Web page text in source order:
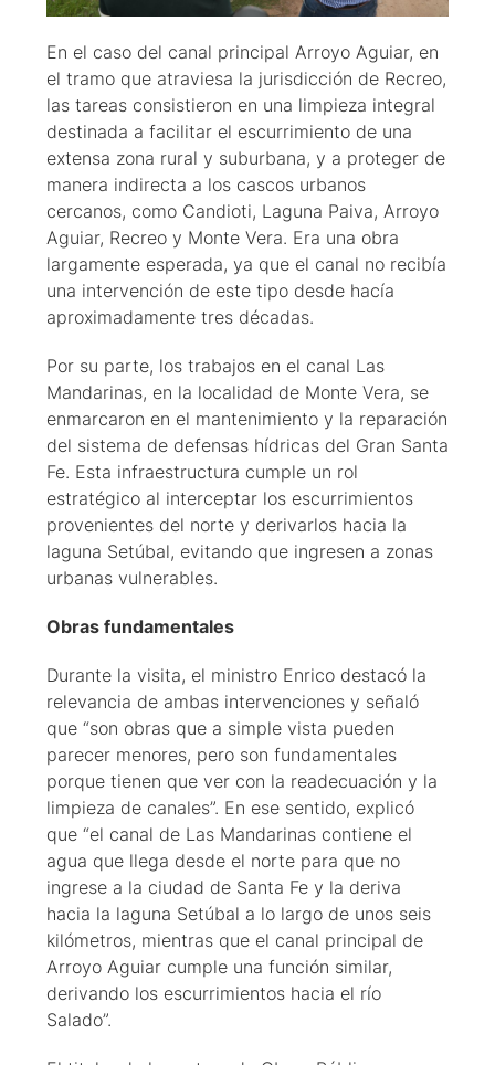
En el caso del canal principal Arroyo Aguiar, en
el tramo que atraviesa la jurisdicción de Recreo,
las tareas consistieron en una limpieza integral
destinada a facilitar el escurrimiento de una
extensa zona rural y suburbana, y a proteger de
manera indirecta a los cascos urbanos
cercanos, como Candioti, Laguna Paiva, Arroyo
Aguiar, Recreo y Monte Vera. Era una obra
largamente esperada, ya que el canal no recibía
una intervención de este tipo desde hacía
aproximadamente tres décadas.
Por su parte, los trabajos en el canal Las
Mandarinas, en la localidad de Monte Vera, se
enmarcaron en el mantenimiento y la reparación
del sistema de defensas hídricas del Gran Santa
Fe. Esta infraestructura cumple un rol
estratégico al interceptar los escurrimientos
provenientes del norte y derivarlos hacia la
laguna Setúbal, evitando que ingresen a zonas
urbanas vulnerables.
Obras fundamentales
Durante la visita, el ministro Enrico destacó la
relevancia de ambas intervenciones y señaló
que “son obras que a simple vista pueden
parecer menores, pero son fundamentales
porque tienen que ver con la readecuación y la
limpieza de canales”. En ese sentido, explicó
que “el canal de Las Mandarinas contiene el
agua que llega desde el norte para que no
ingrese a la ciudad de Santa Fe y la deriva
hacia la laguna Setúbal a lo largo de unos seis
kilómetros, mientras que el canal principal de
Arroyo Aguiar cumple una función similar,
derivando los escurrimientos hacia el río
Salado”.